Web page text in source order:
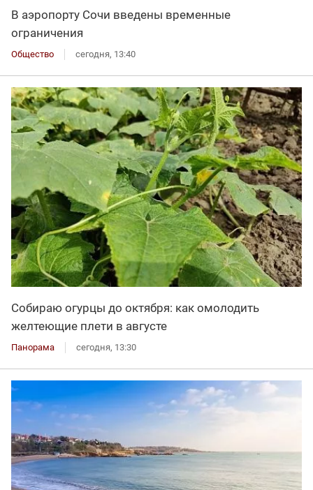
В аэропорту Сочи введены временные
ограничения
Общество сегодня, 13:40
Собираю огурцы до октября: как омолодить
желтеющие плети в августе
Панорама сегодня, 13:30